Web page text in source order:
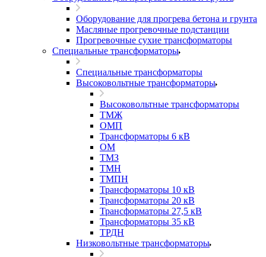
Оборудование для прогрева бетона и грунта
Масляные прогревочные подстанции
Прогревочные сухие трансформаторы
Специальные трансформаторы
Специальные трансформаторы
Высоковольтные трансформаторы
Высоковольтные трансформаторы
ТМЖ
ОМП
Трансформаторы 6 кВ
ОМ
ТМЗ
ТМН
ТМПН
Трансформаторы 10 кВ
Трансформаторы 20 кВ
Трансформаторы 27,5 кВ
Трансформаторы 35 кВ
ТРДН
Низковольтные трансформаторы